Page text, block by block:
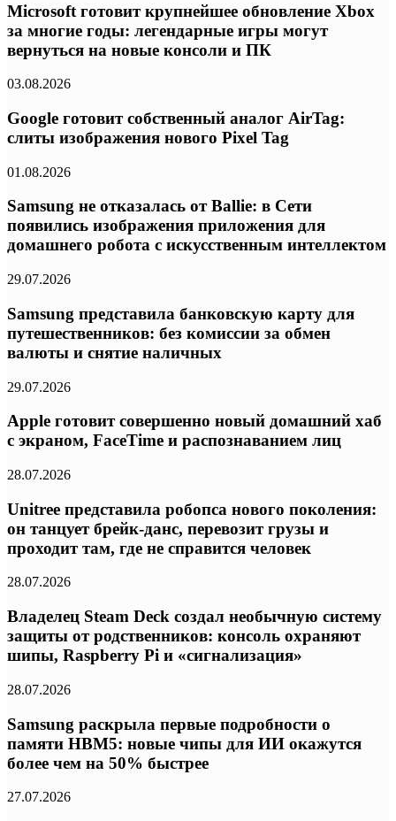
Microsoft готовит крупнейшее обновление Xbox
за многие годы: легендарные игры могут
вернуться на новые консоли и ПК
03.08.2026
Google готовит собственный аналог AirTag:
слиты изображения нового Pixel Tag
01.08.2026
Samsung не отказалась от Ballie: в Сети
появились изображения приложения для
домашнего робота с искусственным интеллектом
29.07.2026
Samsung представила банковскую карту для
путешественников: без комиссии за обмен
валюты и снятие наличных
29.07.2026
Apple готовит совершенно новый домашний хаб
с экраном, FaceTime и распознаванием лиц
28.07.2026
Unitree представила робопса нового поколения:
он танцует брейк-данс, перевозит грузы и
проходит там, где не справится человек
28.07.2026
Владелец Steam Deck создал необычную систему
защиты от родственников: консоль охраняют
шипы, Raspberry Pi и «сигнализация»
28.07.2026
Samsung раскрыла первые подробности о
памяти HBM5: новые чипы для ИИ окажутся
более чем на 50% быстрее
27.07.2026